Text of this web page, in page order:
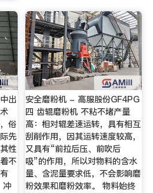
出
俗
先
性
不
冲
安全磨粉机 - 高服股份GF4PG
四 齿辊磨粉机 不粘不堵产量
高：相对辊差速运转，具有相互
刮削作用，因其运转速度较高，
又具有“前拉后压、前吹后
吸”的作用，所以对物料的含水
量、含泥量要求低，不会影响磨
粉效果和磨粉效率。 物料始终